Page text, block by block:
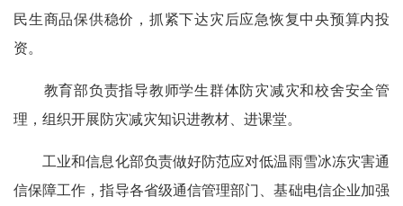
民生商品保供稳价，抓紧下达灾后应急恢复中央预算内投
资。
教育部负责指导教师学生群体防灾减灾和校舍安全管
理，组织开展防灾减灾知识进教材、进课堂。
工业和信息化部负责做好防范应对低温雨雪冰冻灾害通
信保障工作，指导各省级通信管理部门、基础电信企业加强